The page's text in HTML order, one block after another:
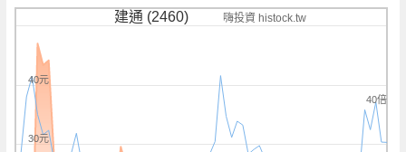
建通 (2460) 嗨投資 histock.tw
40倍
30元
40元